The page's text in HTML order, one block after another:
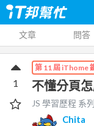
文章 問答
第 11 屆 iThome
不懂分頁
JS 學習歷程 系
Chita
1